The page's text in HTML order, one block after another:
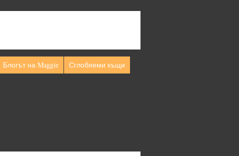
Блогът на Maggie Сглобяеми къщи